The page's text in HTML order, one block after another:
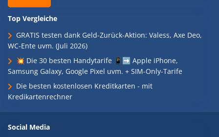
Top Vergleiche
GRATIS testen dank Geld-Zurück-Aktion: Valess, Axe Deo,
WC-Ente uvm. (Juli 2026)
💥 Die 30 besten Handytarife 📱➡️ Apple iPhone,
Samsung Galaxy, Google Pixel uvm. + SIM-Only-Tarife
Die besten kostenlosen Kreditkarten - mit
Kredikartenrechner
Social Media